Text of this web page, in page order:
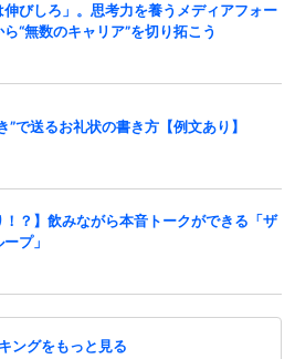
伸びしろ」。思考力を養うメディアフォー
“無数のキャリア”を切り拓こう
”で送るお礼状の書き方【例文あり】
！？】飲みながら本音トークができる「ザ
プ」
ングをもっと見る